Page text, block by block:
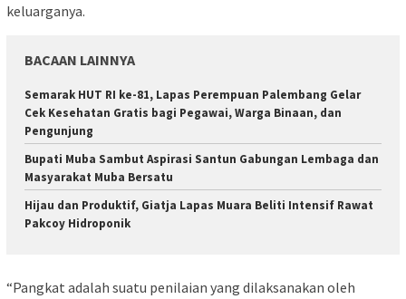
keluarganya.
BACAAN LAINNYA
Semarak HUT RI ke-81, Lapas Perempuan Palembang Gelar
Cek Kesehatan Gratis bagi Pegawai, Warga Binaan, dan
Pengunjung
Bupati Muba Sambut Aspirasi Santun Gabungan Lembaga dan
Masyarakat Muba Bersatu
Hijau dan Produktif, Giatja Lapas Muara Beliti Intensif Rawat
Pakcoy Hidroponik
“Pangkat adalah suatu penilaian yang dilaksanakan oleh